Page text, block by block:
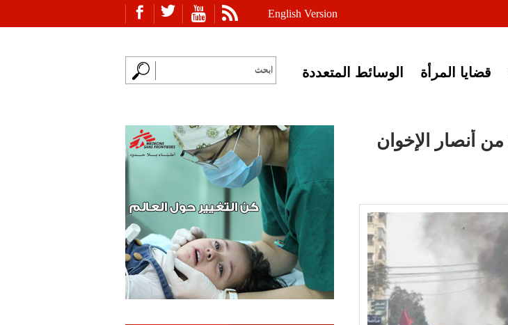
English Version
قضايا المرأة
الوسائط المتعددة
محكمة عسكرية تقضي بالمؤبد على 187 من أنصار الإخوان